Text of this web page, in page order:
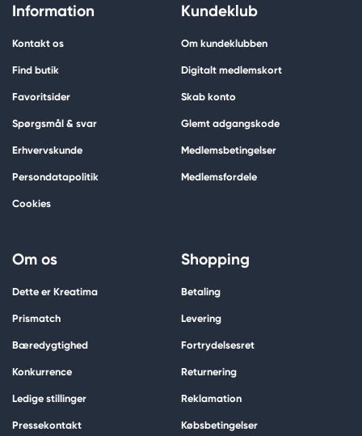
Information
Kontakt os
Find butik
Favoritsider
Spørgsmål & svar
Erhvervskunde
Persondatapolitik
Cookies
Kundeklub
Om kundeklubben
Digitalt medlemskort
Skab konto
Glemt adgangskode
Medlemsbetingelser
Medlemsfordele
Om os
Dette er Kreatima
Prismatch
Bæredygtighed
Konkurrence
Ledige stillinger
Pressekontakt
Shopping
Betaling
Levering
Fortrydelsesret
Returnering
Reklamation
Købsbetingelser